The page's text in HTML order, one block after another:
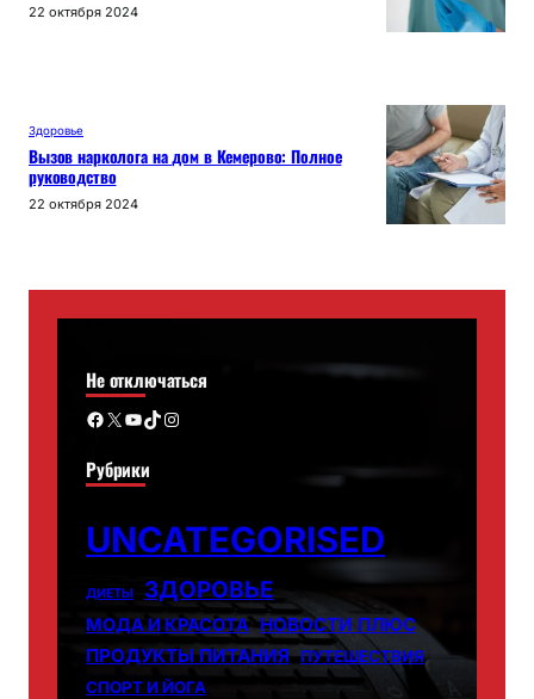
22 октября 2024
Здоровье
Вызов нарколога на дом в Кемерово: Полное
руководство
22 октября 2024
Не отключаться
Facebook X YouTube TikTok Instagram
Рубрики
UNCATEGORISED
ДИЕТЫ ЗДОРОВЬЕ
МОДА И КРАСОТА НОВОСТИ ПЛЮС
ПРОДУКТЫ ПИТАНИЯ ПУТЕШЕСТВИЯ
СПОРТ И ЙОГА